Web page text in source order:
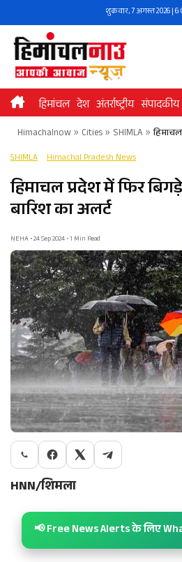
to
content
शुक्रवार, 7 अगस्त 2026 |
हिमांचल देश अंतर्राष्ट्रीय संपादकीय
Himachalnow» Cities» SHIMLA »
SHIMLA Himachal Pradesh News
हिमाचल प्रदेश में फिर
बारिश का अलर्ट
NEHA • 24 Sep 2024 • 1 Min Read
HNN/शिमला
📢 Free News Alerts के लिए